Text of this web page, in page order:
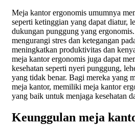
Meja kantor ergonomis umumnya
seperti ketinggian yang dapat diatur,
dukungan punggung yang
mengurangi stres dan ketegangan
meningkatkan produktivitas dan
meja kantor ergonomis juga dapat
kesehatan seperti nyeri punggung,
yang tidak benar. Bagi mereka yang
meja kantor, memiliki meja kantor
yang baik untuk menjaga kesehatan
Keunggulan meja